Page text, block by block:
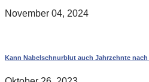
November 04, 2024
Kann Nabelschnurblut auch Jahrzehnte